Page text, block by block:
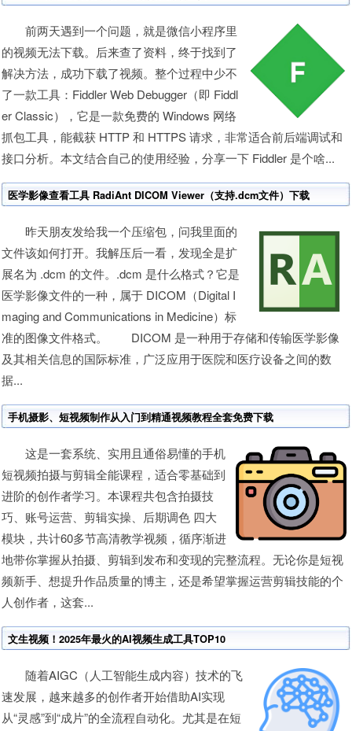
前两天遇到一个问题，就是微信小程序里
的视频无法下载。后来查了资料，终于找到了
解决方法，成功下载了视频。整个过程中少不
了一款工具：Fiddler Web Debugger（即 Fiddl
er Classic），它是一款免费的 Windows 网络
抓包工具，能截获 HTTP 和 HTTPS 请求，非常适合前后端调试和
接口分析。本文结合自己的使用经验，分享一下 Fiddler 是个啥...
医学影像查看工具 RadiAnt DICOM Viewer（支持.dcm文件）下载
昨天朋友发给我一个压缩包，问我里面的
文件该如何打开。我解压后一看，发现全是扩
展名为 .dcm 的文件。.dcm 是什么格式？它是
医学影像文件的一种，属于 DICOM（Digital I
maging and Communications in Medicine）标
准的图像文件格式。 DICOM 是一种用于存储和传输医学影像
及其相关信息的国际标准，广泛应用于医院和医疗设备之间的数
据...
手机摄影、短视频制作从入门到精通视频教程全套免费下载
这是一套系统、实用且通俗易懂的手机
短视频拍摄与剪辑全能课程，适合零基础到
进阶的创作者学习。本课程共包含拍摄技
巧、账号运营、剪辑实操、后期调色 四大
模块，共计60多节高清教学视频，循序渐进
地带你掌握从拍摄、剪辑到发布和变现的完整流程。无论你是短视
频新手、想提升作品质量的博主，还是希望掌握运营剪辑技能的个
人创作者，这套...
文生视频！2025年最火的AI视频生成工具TOP10
随着AIGC（人工智能生成内容）技术的飞
速发展，越来越多的创作者开始借助AI实现
从“灵感”到“成片”的全流程自动化。尤其是在短